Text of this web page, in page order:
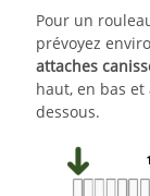
Pour un
prévoyez
attaches
haut, en bas
dessous.